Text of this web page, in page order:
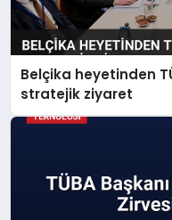
Belçika heyetinden
stratejik ziyaret